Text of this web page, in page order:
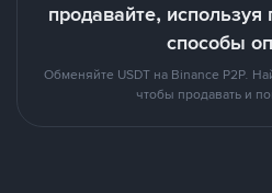
продавайте,
способы
Обменяйте USDT на Binance P2P.
чтобы продавать и